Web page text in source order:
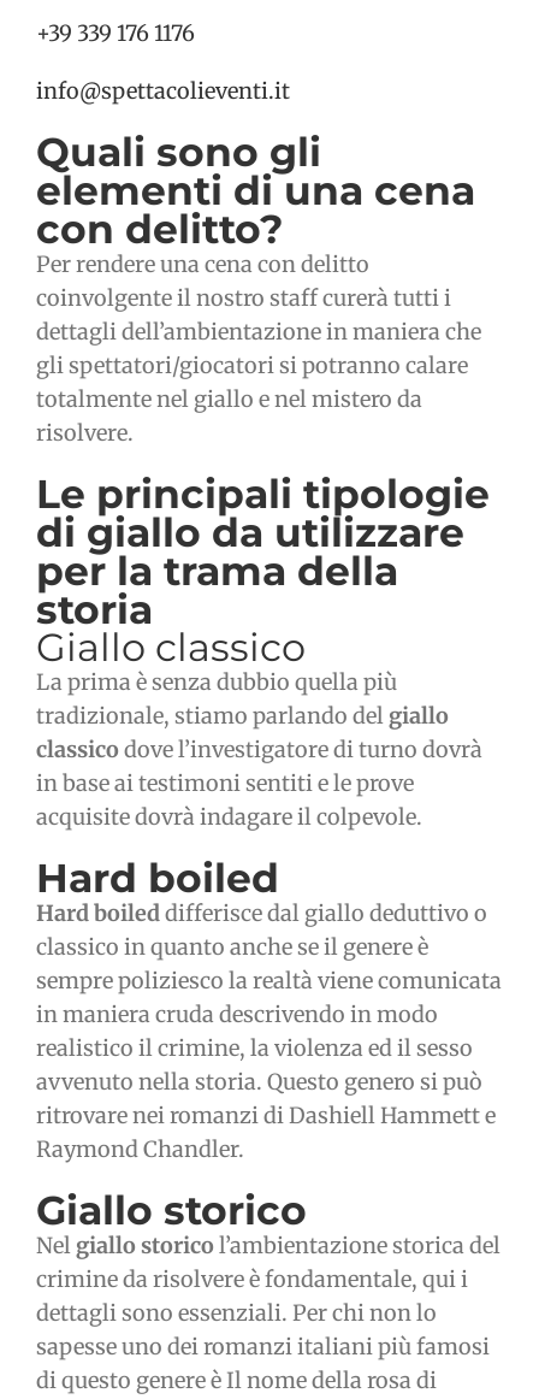
+39 339 176 1176
info@spettacolieventi.it
Quali sono gli
elementi di una cena
con delitto?
Per rendere una cena con delitto
coinvolgente il nostro staff curerà tutti i
dettagli dell’ambientazione in maniera che
gli spettatori/giocatori si potranno calare
totalmente nel giallo e nel mistero da
risolvere.
Le principali tipologie
di giallo da utilizzare
per la trama della
storia
Giallo classico
La prima è senza dubbio quella più
tradizionale, stiamo parlando del giallo
classicodove l’investigatore di turno dovrà
in base ai testimoni sentiti e le prove
acquisite dovrà indagare il colpevole.
Hard boiled
Hard boileddifferisce dal giallo deduttivo o
classico in quanto anche se il genere è
sempre poliziesco la realtà viene comunicata
in maniera cruda descrivendo in modo
realistico il crimine, la violenza ed il sesso
avvenuto nella storia. Questo genero si può
ritrovare nei romanzi di Dashiell Hammett e
Raymond Chandler.
Giallo storico
Nel giallo storicol’ambientazione storica del
crimine da risolvere è fondamentale, qui i
dettagli sono essenziali. Per chi non lo
sapesse uno dei romanzi italiani più famosi
di questo genere è Il nome della rosa di